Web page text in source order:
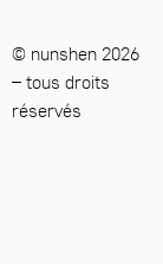
© nunshen 2026
– tous droits
réservés